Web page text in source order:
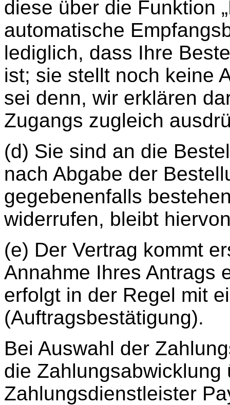
diese über die Funktion
automatische
lediglich, dass Ihre
ist; sie stellt noch keine
sei denn, wir erklären
Zugangs zugleich
(d) Sie sind an die
nach Abgabe der
gegebenenfalls
widerrufen, bleibt
(e) Der Vertrag kommt
Annahme Ihres Antrags
erfolgt in der Regel mit
(Auftragsbestätigung).
Bei Auswahl der
die Zahlungsabwicklung
Zahlungsdienstleister